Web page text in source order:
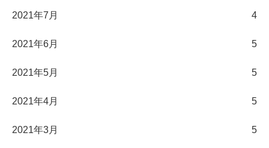
2021年7月 4
2021年6月 5
2021年5月 5
2021年4月 5
2021年3月 5